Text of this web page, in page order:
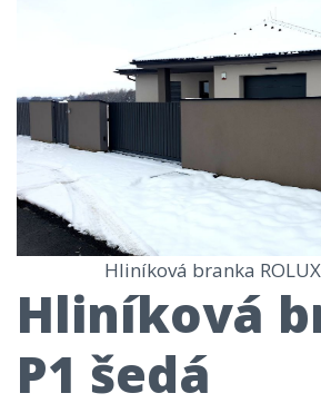
Hliníková branka
Hliníková
P1 šedá